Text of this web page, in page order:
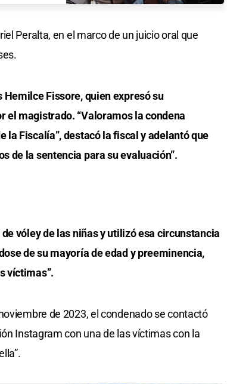
Peralta, en el marco de un juicio oral que
Fissore, quien expresó su
el magistrado. “Valoramos la condena
Fiscalía”, destacó la fiscal y adelantó que
de la sentencia para su evaluación”.
vóley de las niñas y utilizó esa circunstancia
de su mayoría de edad y preeminencia,
víctimas”.
de 2023, el condenado se contactó
Instagram con una de las víctimas con la